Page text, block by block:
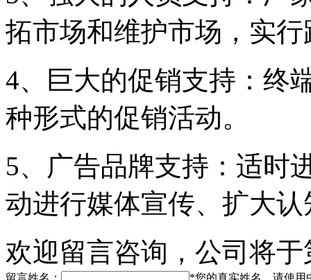
拓市场和维护市场，实
4、巨大的促销支持：终
种形式的促销活动。
5、广告品牌支持：适时
动进行媒体宣传、扩大认
欢迎留言咨询，公司将
留言姓名： *您的真实姓名，请使用